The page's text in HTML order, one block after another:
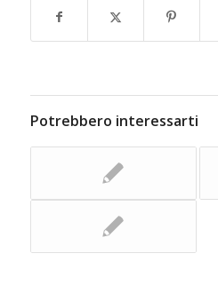
Potrebbero interessarti